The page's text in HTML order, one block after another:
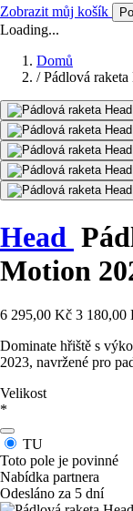
Zobrazit můj košík
Loading...
Domů
/ Pádlová
Head
Motion
6 295,00 Kč 3 180,00
Dominate hřiště s
2023, navržené pro
Velikost
*
TU
Toto pole je povinné
Nabídka partnera
Odesláno za 5 dní